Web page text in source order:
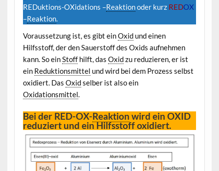
REDuktions-OXidations –Reaktionoder kurz REDOX
–Reaktion.
Voraussetzung ist, es gibt einOxidund einen
Hilfsstoff, der den Sauerstoff des Oxids aufnehmen
kann. So einStoffhilft, das Oxidzu reduzieren, er ist
ein Reduktionsmittel und wird bei dem Prozess selbst
oxidiert. Das Oxidselber ist also ein
Oxidationsmittel.
Bei der RED-OX-Reaktion wird ein OXID
reduziert und ein Hilfsstoff oxidiert.